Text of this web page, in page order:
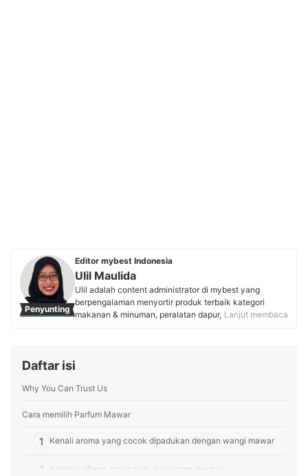
Penyunting
Editor mybest Indonesia
Ulil Maulida
Ulil adalah content administrator di mybest yang
berpengalaman menyortir produk terbaik kategori
makanan & minuman, peralatan dapur, skincare, body
tepercaya bagi pembaca mybest untuk produk sehari-
Profil Ulil Maulida
Lanjut membaca
Daftar isi
Why You Can Trust Us
Cara memilih Parfum Mawar
1 Kenali aroma yang cocok dipadukan dengan wangi mawar
2 Ketahui sillage, projection, dan longevity-nya